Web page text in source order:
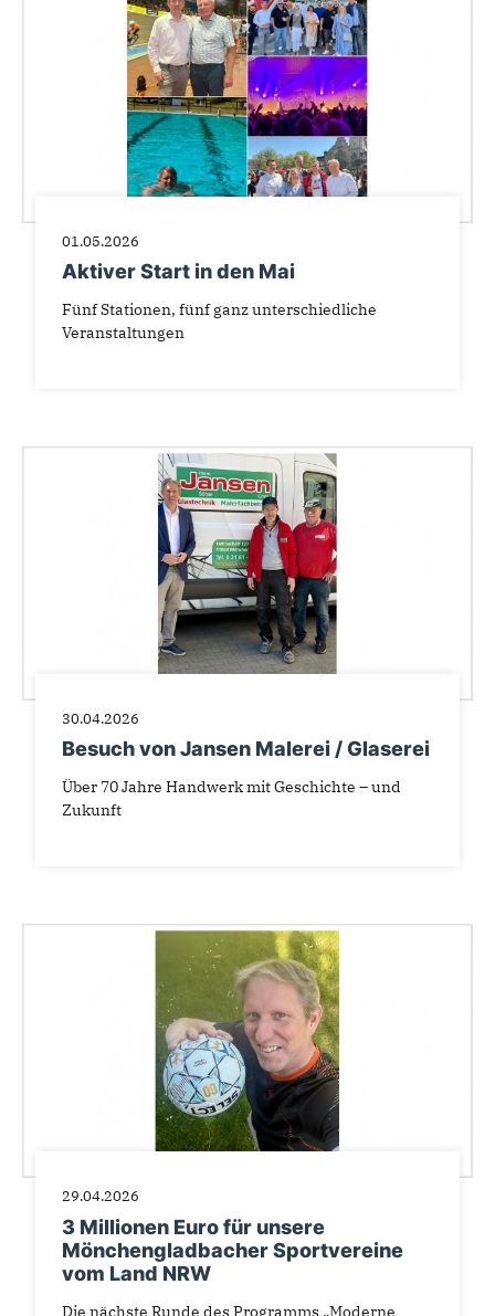
01.05.2026
Aktiver Start in den Mai
Fünf Stationen, fünf ganz unterschiedliche
Veranstaltungen
30.04.2026
Besuch von Jansen Malerei / Glaserei
Über 70 Jahre Handwerk mit Geschichte – und
Zukunft
29.04.2026
3 Millionen Euro für unsere
Mönchengladbacher Sportvereine
vom Land NRW
Die nächste Runde des Programms „Moderne